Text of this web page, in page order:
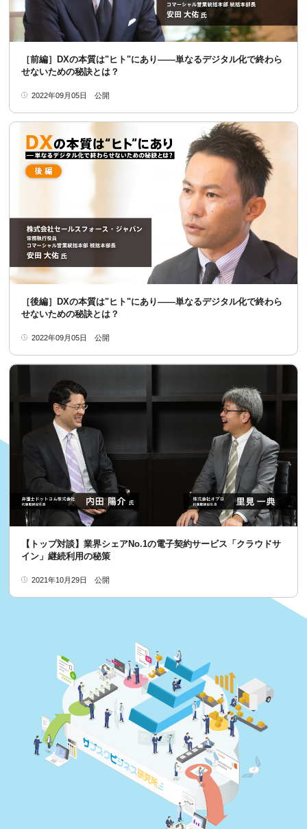
［前編］DXの本質は"ヒト"にあり――単なるデジタル化で終わら
せないための秘訣とは？
2022年09月05日 公開
［後編］DXの本質は"ヒト"にあり――単なるデジタル化で終わら
せないための秘訣とは？
2022年09月05日 公開
【トップ対談】業界シェアNo.1の電子契約サービス「クラウドサ
イン」継続利用の秘策
2021年10月29日 公開